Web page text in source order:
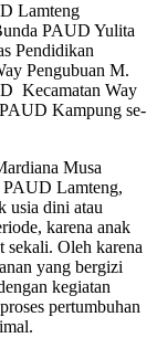
Lamteng
PAUD Yulita
Pendidikan
Pengubuan M.
Kecamatan Way
Kampung se-
Musa
Lamteng,
usia dini atau
karena anak
sekali. Oleh karena
yang bergizi
kegiatan
pertumbuhan